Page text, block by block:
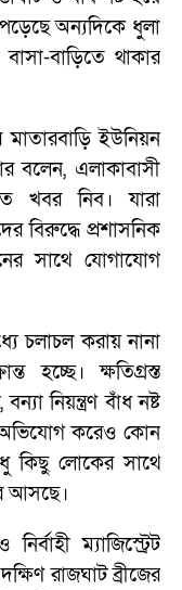
অন্যদিকে ধুলা
বাড়িতে থাকার
মাতারবাড়ি ইউনিয়ন
বলেন, এলাকাবাসী
খবর নিব। যারা
বিরুদ্ধে প্রশাসনিক
সাথে যোগাযোগ
চলাচল করায় নানা
হচ্ছে। ক্ষতিগ্রস্ত
নিয়ন্ত্রণ বাঁধ নষ্ট
অভিযোগ করেও কোন
কিছু লোকের সাথে
আসছে।
ম্যাজিস্ট্রেট
রাজঘাট ব্রীজের